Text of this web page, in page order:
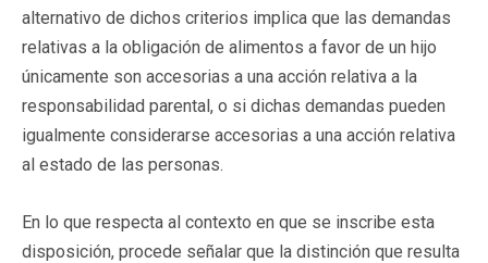
alternativo de dichos criterios implica que las demandas
relativas a la obligación de alimentos a favor de un hijo
únicamente son accesorias a una acción relativa a la
responsabilidad parental, o si dichas demandas pueden
igualmente considerarse accesorias a una acción relativa
al estado de las personas.
En lo que respecta al contexto en que se inscribe esta
disposición, procede señalar que la distinción que resulta